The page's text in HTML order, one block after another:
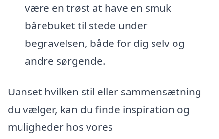
være en trøst at have en smuk
bårebuket til stede under
begravelsen, både for dig selv og
andre sørgende.
Uanset hvilken stil eller sammensætning
du vælger, kan du finde inspiration og
muligheder hos vores